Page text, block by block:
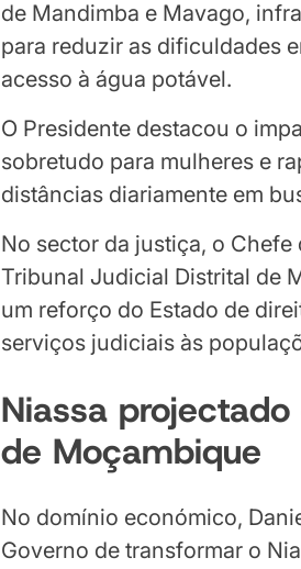
de Mandimba e Mavago,
para reduzir as dificuldades
acesso à água potável.
O Presidente destacou o
sobretudo para mulheres e
distâncias diariamente em
No sector da justiça, o
Tribunal Judicial Distrital de
um reforço do Estado de
serviços judiciais às
Niassa
de Moçambique
No domínio económico,
Governo de transformar o